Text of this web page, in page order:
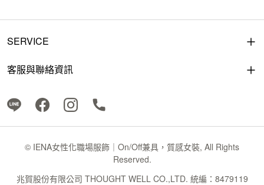
SERVICE
客服與聯絡資訊
© IENA女性化職場服飾｜On/Off兼具，質感女裝, All Rights
Reserved.
兆賀股份有限公司 THOUGHT WELL CO.,LTD. 統編：8479119